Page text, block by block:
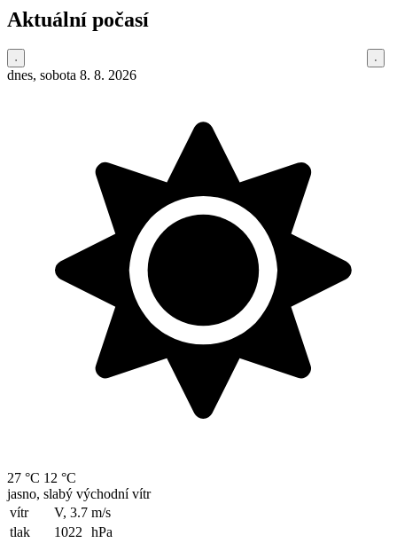
Aktuální počasí
dnes, sobota 8. 8. 2026
27 °C 12 °C
jasno, slabý východní vítr
vítr
V, 3.7 m/s
tlak
1022 hPa